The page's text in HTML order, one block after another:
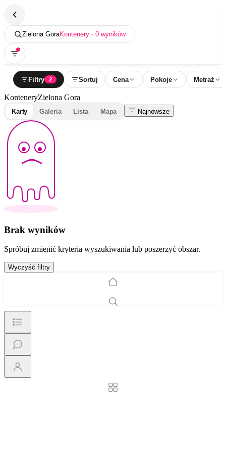
Zielona GoraKontenery · 0 wyników
Filtry 2 Sortuj Cena Pokoje Metraż
KonteneryZielona Gora
Karty Galeria Lista Mapa Najnowsze
Brak wyników
Spróbuj zmienić kryteria wyszukiwania lub poszerzyć obszar.
Wyczyść filtry